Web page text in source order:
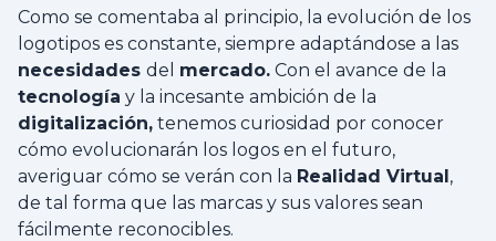
Como se comentaba al principio, la evolución de los
logotipos es constante, siempre adaptándose a las
necesidades del mercado. Con el avance de la
tecnología y la incesante ambición de la
digitalización, tenemos curiosidad por conocer
cómo evolucionarán los logos en el futuro,
averiguar cómo se verán con la Realidad Virtual,
de tal forma que las marcas y sus valores sean
fácilmente reconocibles.